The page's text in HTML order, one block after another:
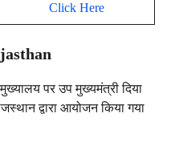
Click Here
पर उप मुख्यमंत्री दिया
द्वारा आयोजन किया गया